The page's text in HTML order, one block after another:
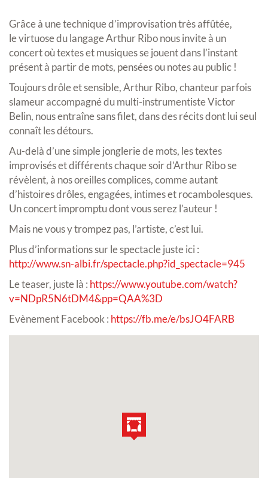
Grâce à une technique d’improvisation très affûtée,
le virtuose du langage Arthur Ribo nous invite à un
concert où textes et musiques se jouent dans l’instant
présent à partir de mots, pensées ou notes au public !
Toujours drôle et sensible, Arthur Ribo, chanteur parfois
slameur accompagné du multi-instrumentiste Victor
Belin, nous entraîne sans filet, dans des récits dont lui seul
connaît les détours.
Au-delà d’une simple jonglerie de mots, les textes
improvisés et différents chaque soir d’Arthur Ribo se
révèlent, à nos oreilles complices, comme autant
d’histoires drôles, engagées, intimes et rocambolesques.
Un concert impromptu dont vous serez l’auteur !
Mais ne vous y trompez pas, l’artiste, c’est lui.
Plus d’informations sur le spectacle juste ici :
http://www.sn-albi.fr/spectacle.php?id_spectacle=945
Le teaser, juste là : https://www.youtube.com/watch?
v=NDpR5N6tDM4&pp=QAA%3D
Evènement Facebook : https://fb.me/e/bsJO4FARB